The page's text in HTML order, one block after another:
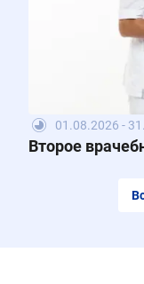
01.08.2026 -
Второе